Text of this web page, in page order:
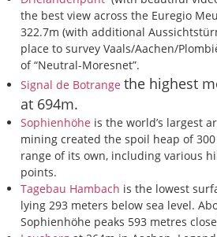
the best view across the Euregio
322.7m (with additional
place to survey Vaals/Aachen/
of “Neutral-Moresnet”.
Signal de Botrange the highest
at 694m.
Sophienhöhe is the world’s largest
mining created the spoil heap of
range of its own, including various
points.
Tagebau Hambach is the lowest
lying 293 meters below sea level.
Sophienhöhe peaks 593 metres